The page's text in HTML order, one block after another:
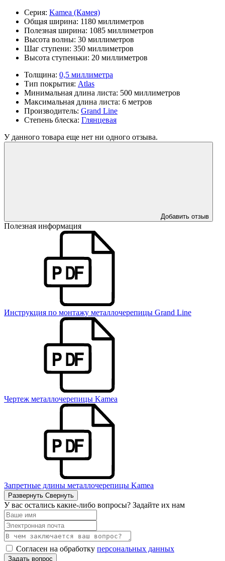
Серия: Kamea (Камея)
Общая ширина: 1180 миллиметров
Полезная ширина: 1085 миллиметров
Высота волны: 30 миллиметров
Шаг ступени: 350 миллиметров
Высота ступеньки: 20 миллиметров
Толщина: 0,5 миллиметра
Тип покрытия: Atlas
Минимальная длина листа: 500 миллиметров
Максимальная длина листа: 6 метров
Производитель: Grand Line
Степень блеска: Глянцевая
У данного товара еще нет ни одного отзыва.
Добавить отзыв
Полезная информация
Инструкция по монтажу металлочерепицы Grand Line
Чертеж металлочерепицы Kamea
Запретные длины металлочерепицы Kamea
Развернуть Свернуть
У вас остались какие-либо вопросы? Задайте их нам
Согласен на обработку персональных данных
Задать вопрос